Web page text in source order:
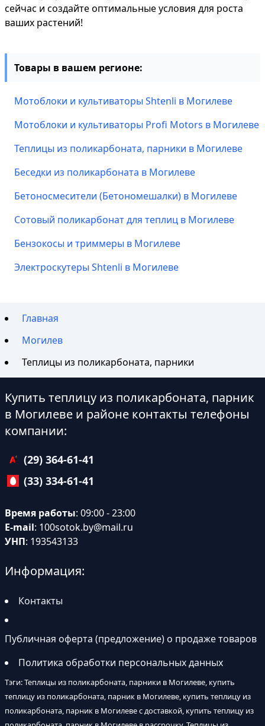
сейчас и создайте оптимальные условия для роста
ваших растений!
Товары в вашем регионе:
Мотоблоки и культиваторы Shtenli в Могилеве
Мотоблоки и культиваторы Profi Motors в Могилеве
Теплицы из поликарбоната, парники в Могилеве
Беседки из поликарбоната в Могилеве
Бетоносмесители (Бетономешалки) в Могилеве
Сотовый поликарбонат для теплиц в Могилеве
Бензокосы и триммеры в Могилеве
Электроскутеры Shtenli в Могилеве
Главная
Могилев
Теплицы из поликарбоната, парники
Купить теплицу из поликарбоната, парник
в Могилеве и районе контакты телефоны
компании:
(29) 364-61-41
(33) 334-61-41
Время работы: 09:00 - 23:00
E-mail: 100sotok.by@mail.ru
УНП: 193543133
Информация:
Контакты
Публичная оферта (предложение) о продаже товаров
Политика обработки персональных данных
Тэги: Теплицы из поликарбоната, парники в Могилеве, купить
теплицу из поликарбоната, парник в Могилеве, купить теплицу из
поликарбоната, парник в Могилеве с доставкой, купить теплицу из